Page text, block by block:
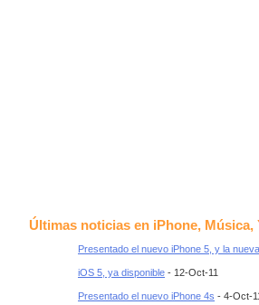
Últimas noticias en iPhone, Música,
Presentado el nuevo iPhone 5, y la
iOS 5, ya disponible - 12-Oct-11
Presentado el nuevo iPhone 4s - 4-Oct-